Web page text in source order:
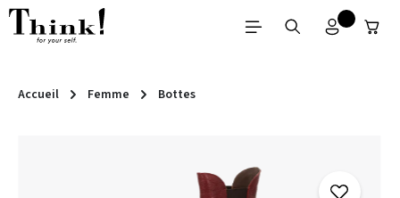
Passer au contenu principal
Accueil Femme Bottes